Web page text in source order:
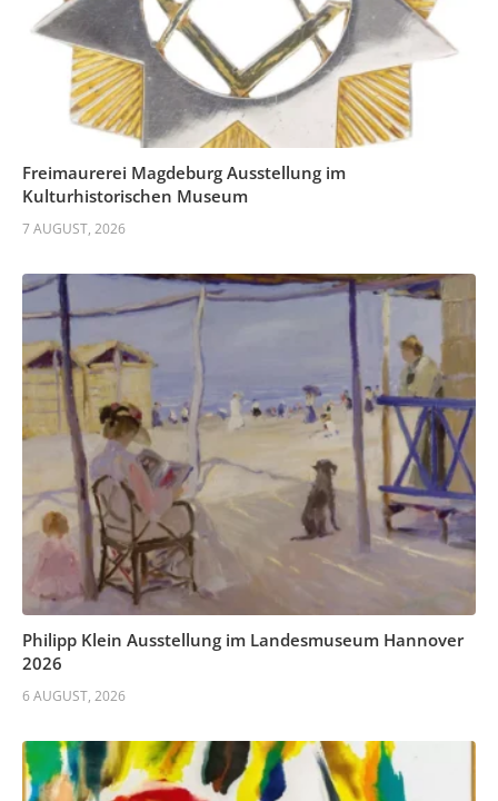
Freimaurerei Magdeburg Ausstellung im
Kulturhistorischen Museum
7 AUGUST, 2026
Philipp Klein Ausstellung im Landesmuseum Hannover
2026
6 AUGUST, 2026